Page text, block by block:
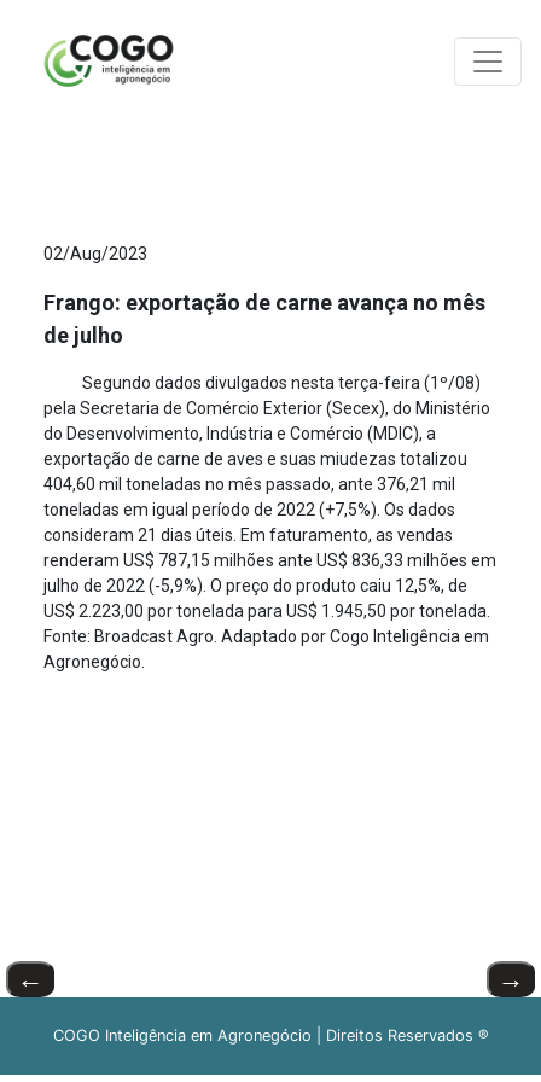
02/Aug/2023
Frango: exportação de carne avança no mês
de julho
Segundo dados divulgados nesta terça-feira (1º/08)
pela Secretaria de Comércio Exterior (Secex), do Ministério
do Desenvolvimento, Indústria e Comércio (MDIC), a
exportação de carne de aves e suas miudezas totalizou
404,60 mil toneladas no mês passado, ante 376,21 mil
toneladas em igual período de 2022 (+7,5%). Os dados
consideram 21 dias úteis. Em faturamento, as vendas
renderam US$ 787,15 milhões ante US$ 836,33 milhões em
julho de 2022 (-5,9%). O preço do produto caiu 12,5%, de
US$ 2.223,00 por tonelada para US$ 1.945,50 por tonelada.
Fonte: Broadcast Agro. Adaptado por Cogo Inteligência em
Agronegócio.
← →
COGO Inteligência em Agronegócio | Direitos Reservados ®